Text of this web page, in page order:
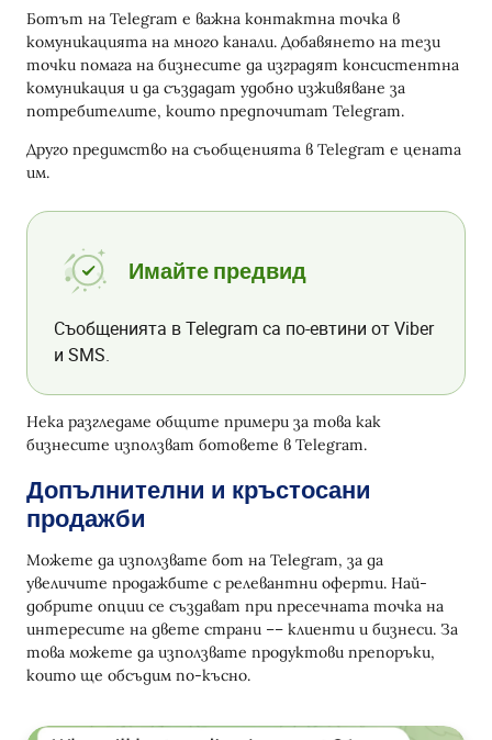
Как да направите кампанията възможно най-
ефективна
Определете бизнес целите на кампанията
пътуване
Заключение
Ботът на Telegram е важна контактна точка в
комуникацията на много канали. Добавянето на тези
точки помага на бизнесите да изградят консистентна
комуникация и да създадат удобно изживяване за
потребителите, които предпочитат Telegram.
Друго предимство на съобщенията в Telegram е цената
им.
Имайте предвид
Съобщенията в Telegram са по-евтини от Viber
и SMS.
Нека разгледаме общите примери за това как
бизнесите използват ботовете в Telegram.
Допълнителни и кръстосани
продажби
Можете да използвате бот на Telegram, за да
увеличите продажбите с релевантни оферти. Най-
добрите опции се създават при пресечната точка на
интересите на двете страни –– клиенти и бизнеси. За
това можете да използвате продуктови препоръки,
които ще обсъдим по-късно.